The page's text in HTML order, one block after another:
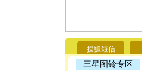
搜狐短信
三星图铃专区